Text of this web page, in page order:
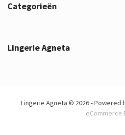
Categorieën
Lingerie Agneta
Lingerie Agneta © 2026 - Powered
eCommerce